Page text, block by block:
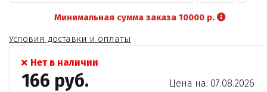
Е210.
Минимальная сумма заказа 10000 р.
Условия доставки и оплаты
Нет в наличии
166 руб. Цена на: 07.08.2026